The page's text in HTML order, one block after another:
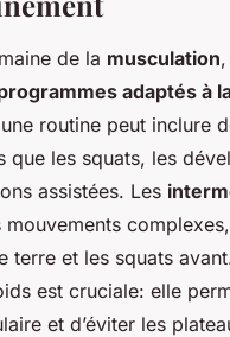
de la musculation
adaptés à
routine peut inclure
que les squats, les
assistées. Les
mouvements
terre et les squats
est cruciale: elle
et d’éviter les